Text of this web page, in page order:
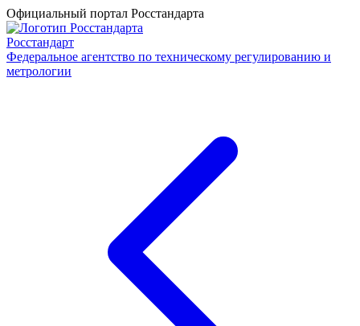
Официальный портал Росстандарта
Росстандарт
Федеральное агентство по техническому регулированию и
метрологии